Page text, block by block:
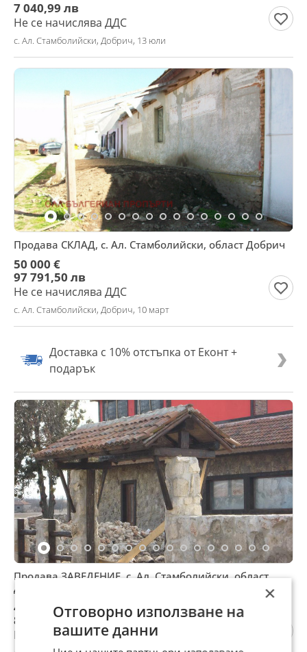
7 040,99 лв
Не се начислява ДДС
с. Ал. Стамболийски, Добрич, 13 юли
Продава СКЛАД, с. Ал. Стамболийски, област Добрич
50 000 €
97 791,50 лв
Не се начислява ДДС
с. Ал. Стамболийски, Добрич, 10 март
Доставка с 10% отстъпка от Еконт +
подарък
Продава ЗАВЕДЕНИЕ, с. Ал. Стамболийски, област
Добрич
45 000 €
88 012,35 лв
Цената е без ДДС
×
Отговорно използване на
вашите данни